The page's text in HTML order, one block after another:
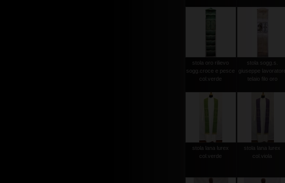
stola oro rilievo
sogg.croce e pesce
col.verde
stola sogg.s.
giuseppe lavoratore
telaio filo oro
stola lana lurex
col.verde
stola lana lurex
col.viola